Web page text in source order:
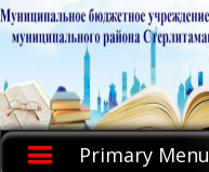
Skip
to
Primary Menu